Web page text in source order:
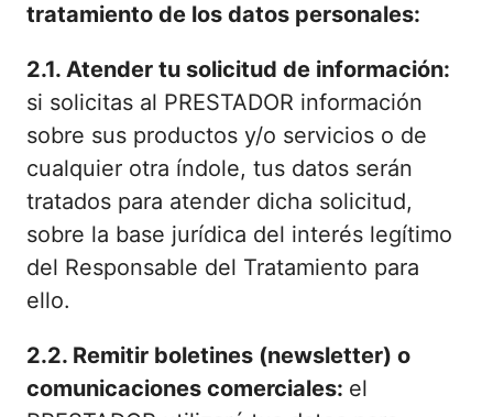
tratamiento de los datos personales:
2.1. Atender tu solicitud de información:
si solicitas al PRESTADOR información
sobre sus productos y/o servicios o de
cualquier otra índole, tus datos serán
tratados para atender dicha solicitud,
sobre la base jurídica del interés legítimo
del Responsable del Tratamiento para
ello.
2.2. Remitir boletines (newsletter) o
comunicaciones comerciales: el